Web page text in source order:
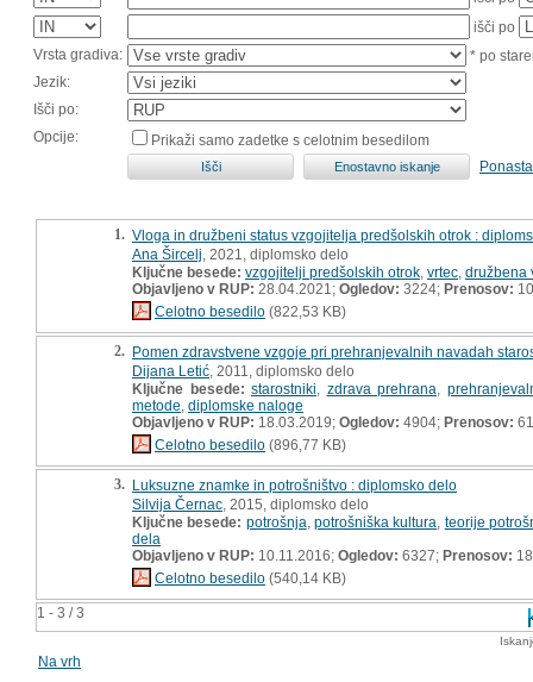
išči po
Vrsta gradiva:
* po
Jezik:
Išči po:
Opcije:
Prikaži samo zadetke s celotnim besedilom
1 - 3 / 3
1. Vloga in družbeni status vzgojitelja predšolskih otrok :
Ana Šircelj , 2021, diplomsko delo
Ključne besede: vzgojitelji predšolskih otrok vrtec družbena
Objavljeno v RUP: 28.04.2021; Ogledov: 3224; Prenosov:
Celotno besedilo (822,53 KB)
2. Pomen zdravstvene vzgoje pri prehranjevalnih navadah
Dijana Letić , 2011, diplomsko delo
Ključne besede: starostniki zdrava prehrana
metode diplomske naloge
Objavljeno v RUP: 18.03.2019; Ogledov: 4904; Prenosov: 61
Celotno besedilo (896,77 KB)
3. Luksuzne znamke in potrošništvo : diplomsko delo
Silvija Černac , 2015, diplomsko delo
Ključne besede: potrošnja ,potrošniška kultura teorije
dela
Objavljeno v RUP: 10.11.2016; Ogledov: 6327; Prenosov:
Celotno besedilo (540,14 KB)
Na vrh